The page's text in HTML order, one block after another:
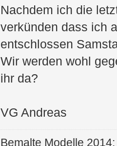
Nachdem ich die
verkünden dass ich
entschlossen
Wir werden wohl
ihr da?
VG Andreas
Bemalte Modelle